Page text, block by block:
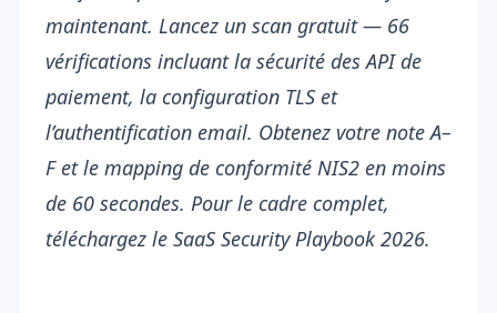
maintenant. Lancez un scan gratuit— 66
vérifications incluant la sécurité des API de
paiement, la configuration TLS et
l’authentification email. Obtenez votre note A–
F et le mapping de conformité NIS2 en moins
de 60 secondes. Pour le cadre complet,
téléchargez le SaaS Security Playbook 2026.